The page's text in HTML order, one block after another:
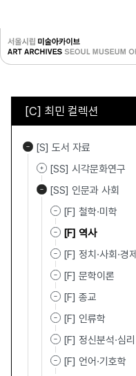
[C] 최민 컬렉션
[S] 도서 자료
[SS] 시각문화연구
[SS] 인문과 사회
[F] 철학·미학
[F] 역사
[F] 정치·사회·경제
[F] 문학이론
[F] 종교
[F] 인류학
[F] 정신분석·심리
[F] 언어·기호학